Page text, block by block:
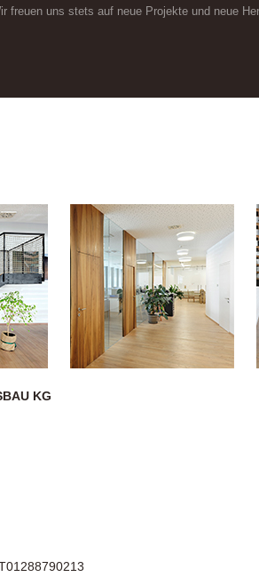
freuen uns stets auf neue Projekte und neue
KG